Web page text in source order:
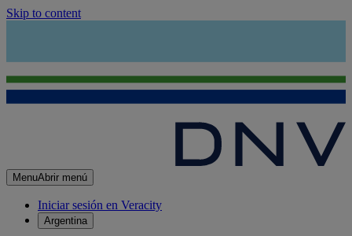
Skip to content
MenuAbrir menú
Iniciar sesión en Veracity
Argentina